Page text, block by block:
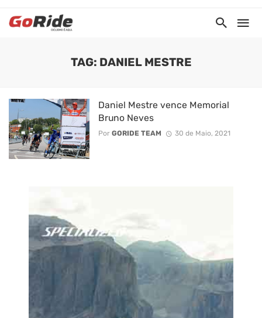
TAG: DANIEL MESTRE
Daniel Mestre vence Memorial
Bruno Neves
Por GORIDE TEAM 30 de Maio, 2021